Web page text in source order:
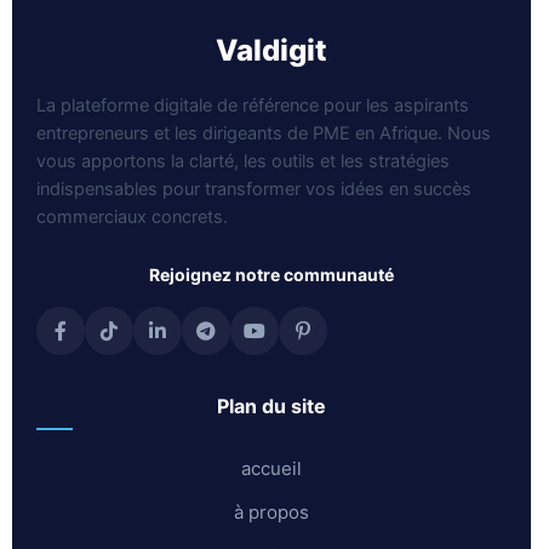
valdigit
La plateforme digitale de référence pour les aspirants
entrepreneurs et les dirigeants de PME en Afrique. Nous
vous apportons la clarté, les outils et les stratégies
indispensables pour transformer vos idées en succès
commerciaux concrets.
rejoignez notre communauté
plan du site
accueil
à propos